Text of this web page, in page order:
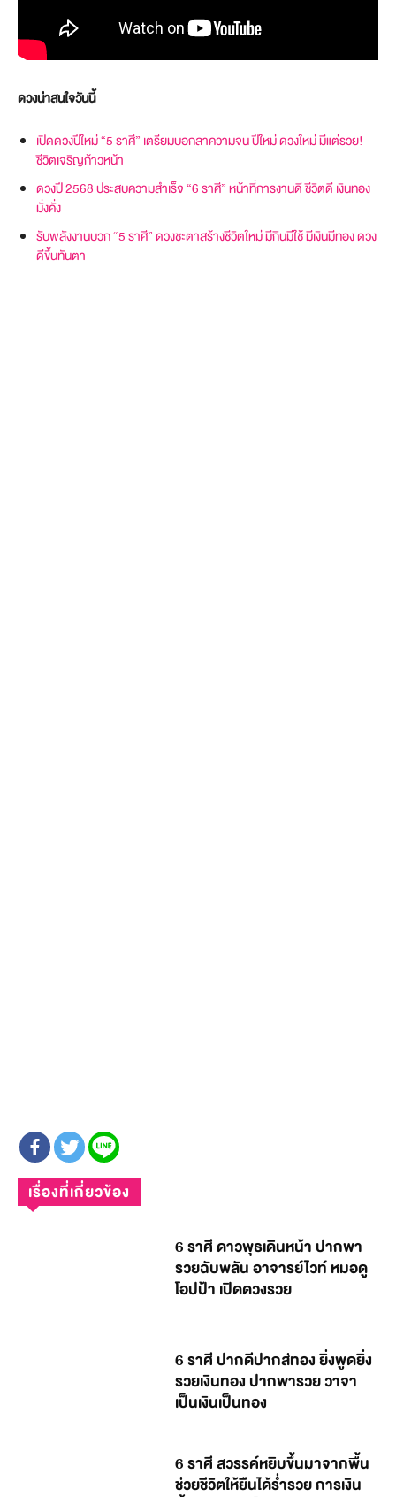
ดวงน่าสนใจวันนี้
เปิดดวงปีใหม่ “5 ราศี” เตรียมบอกลาความจน ปีใหม่ ดวงใหม่ มีแต่รวย!
ชีวิตเจริญก้าวหน้า
ดวงปี 2568 ประสบความสำเร็จ “6 ราศี” หน้าที่การงานดี ชีวิตดี เงินทอง
มั่งคั่ง
รับพลังงานบวก “5 ราศี” ดวงชะตาสร้างชีวิตใหม่ มีกินมีใช้ มีเงินมีทอง ดวง
ดีขึ้นทันตา
เรื่องที่เกี่ยวข้อง
6 ราศี ดาวพุธเดินหน้า ปากพา
รวยฉับพลัน อาจารย์ไวท์ หมอดู
โอปป้า เปิดดวงรวย
6 ราศี ปากดีปากสีทอง ยิ่งพูดยิ่ง
รวยเงินทอง ปากพารวย วาจา
เป็นเงินเป็นทอง
6 ราศี สวรรค์หยิบขึ้นมาจากพื้น
ช่วยชีวิตให้ยืนได้ร่ำรวย การเงิน